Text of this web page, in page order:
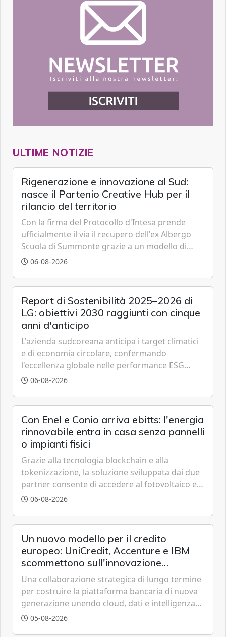
ULTIME NOTIZIE
Rigenerazione e innovazione al Sud:
nasce il Partenio Creative Hub per il
rilancio del territorio
Con la firma del Protocollo d'Intesa prende
ufficialmente il via il recupero dell'ex Albergo
Scuola di Summonte grazie a un modello di
partenariato pubblico-privato e a una rete di
06-08-2026
Report di Sostenibilità 2025–2026 di
LG: obiettivi 2030 raggiunti con cinque
anni d'anticipo
L'azienda sudcoreana anticipa i target climatici
e di economia circolare, confermando
l'eccellenza globale nelle performance ESG
grazie a innovazione, accessibilità e governance
06-08-2026
Con Enel e Conio arriva ebitts: l'energia
rinnovabile entra in casa senza pannelli
o impianti fisici
Grazie alla tecnologia blockchain e alla
tokenizzazione, la soluzione sviluppata dai due
partner consente di accedere al fotovoltaico e
all'eolico ottenendo risparmi diretti in bolletta,
06-08-2026
Un nuovo modello per il credito
europeo: UniCredit, Accenture e IBM
scommettono sull'innovazione
tecnologica
Una collaborazione strategica di lungo termine
per costruire la piattaforma bancaria di nuova
generazione unendo cloud, dati e intelligenza
artificiale.
05-08-2026